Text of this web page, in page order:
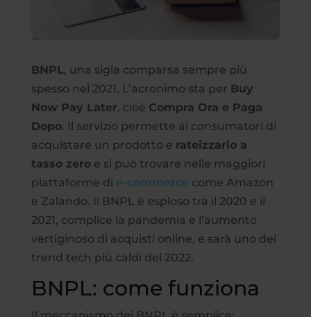
BNPL, una sigla comparsa sempre più
spesso nel 2021. L’acronimo sta per Buy
Now Pay Later, cioè Compra Ora e Paga
Dopo. Il servizio permette ai consumatori di
acquistare un prodotto e rateizzarlo a
tasso zeroe si può trovare nelle maggiori
piattaforme di e-commerce come Amazon
e Zalando. Il BNPL è esploso tra il 2020 e il
2021, complice la pandemia e l’aumento
vertiginoso di acquisti online, e sarà uno dei
trend tech più caldi del 2022.
BNPL: come funziona